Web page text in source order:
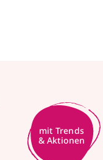
mit Trends
& Aktionen